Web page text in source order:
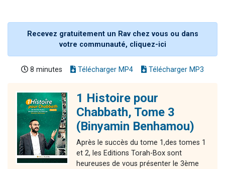
Recevez gratuitement un Rav chez vous ou dans
votre communauté, cliquez-ici
8 minutes Télécharger MP4 Télécharger MP3
1 Histoire pour
Chabbath, Tome 3
(Binyamin Benhamou)
Après le succès du tome 1,des tomes 1
et 2, les Editions Torah-Box sont
heureuses de vous présenter le 3ème